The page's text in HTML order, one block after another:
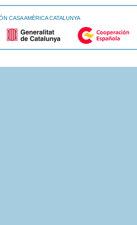
CASA AMÈRICA CATALUNYA